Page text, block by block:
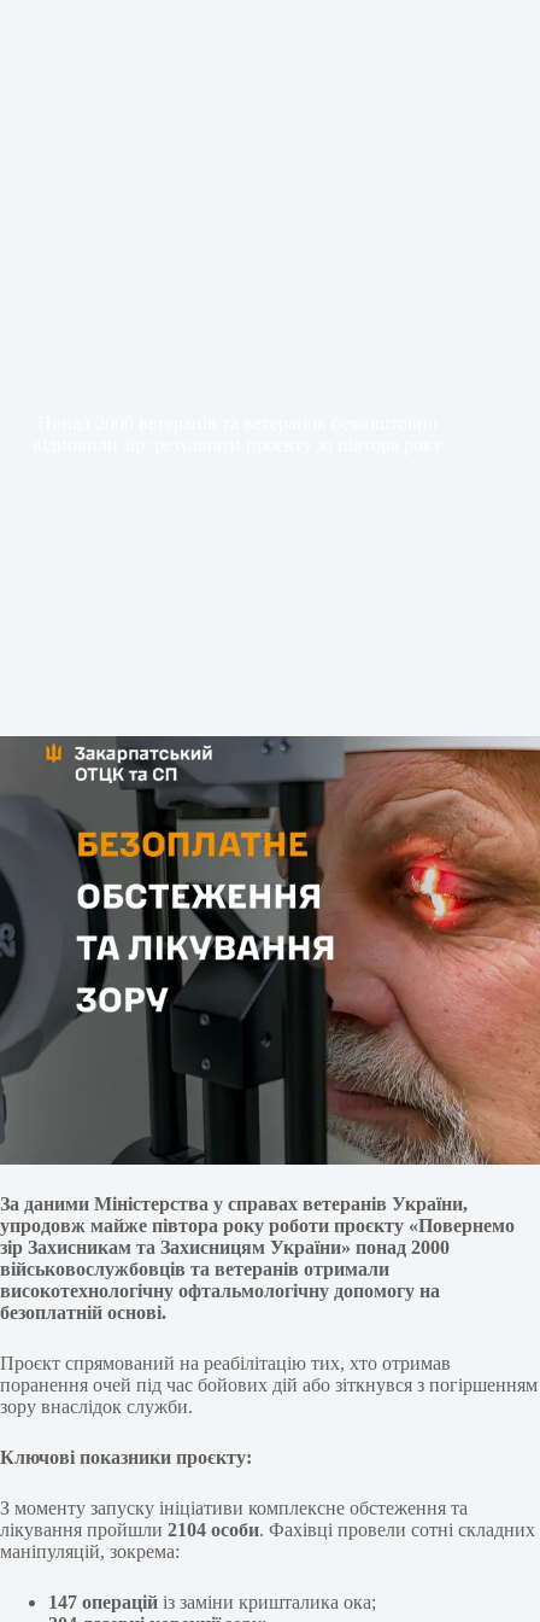
За даними Міністерства у справах ветеранів України,
упродовж майже півтора року роботи проєкту «Повернемо
зір Захисникам та Захисницям України» понад 2000
військовослужбовців та ветеранів отримали
високотехнологічну офтальмологічну допомогу на
безоплатній основі.
Проєкт спрямований на реабілітацію тих, хто отримав
поранення очей під час бойових дій або зіткнувся з погіршенням
зору внаслідок служби.
Ключові показники проєкту:
З моменту запуску ініціативи комплексне обстеження та
лікування пройшли 2104 особи. Фахівці провели сотні складних
маніпуляцій, зокрема:
147 операцій із заміни кришталика ока;